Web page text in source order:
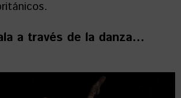
a través de la danza…